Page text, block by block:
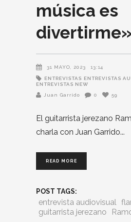
música es
31 MAYO, 2023 13:14
ENTREVISTAS ENTREVISTAS
ENTREVISTAS NEW
Juan Garrido
0 59
El guitarrista jerezano
charla con Juan Garrido
READ MORE
POST TAGS:
entrevista audiovisual
guitarrista jerezano